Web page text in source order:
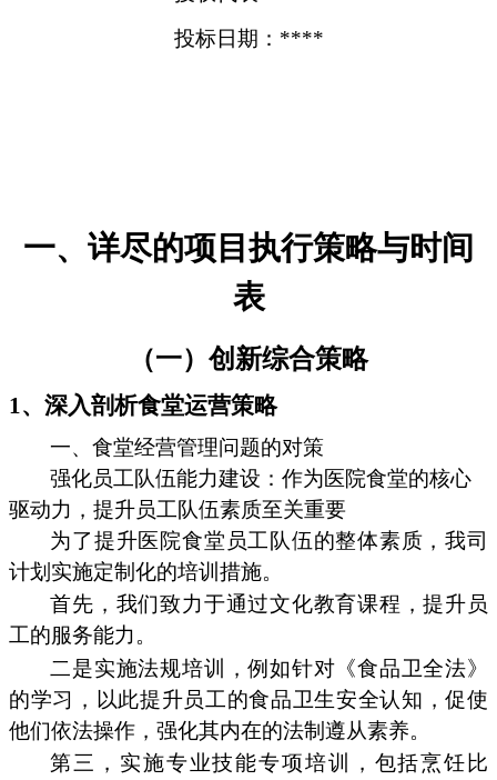
投标日期：****
一、详尽的项目执行策略与时间
表
（一）创新综合策略
1、深入剖析食堂运营策略
一、食堂经营管理问题的对策
强化员工队伍能力建设：作为医院食堂的核心
驱动力，提升员工队伍素质至关重要
为了提升医院食堂员工队伍的整体素质，我司
计划实施定制化的培训措施。
首先，我们致力于通过文化教育课程，提升员
工的服务能力。
二是实施法规培训，例如针对《食品卫全法》
的学习，以此提升员工的食品卫生安全认知，促使
他们依法操作，强化其内在的法制遵从素养。
第三，实施专业技能专项培训，包括烹饪比